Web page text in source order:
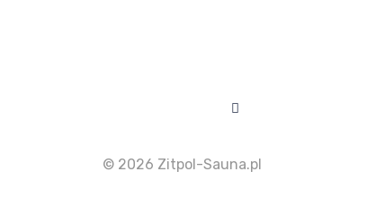
© 2026 Zitpol-Sauna.pl